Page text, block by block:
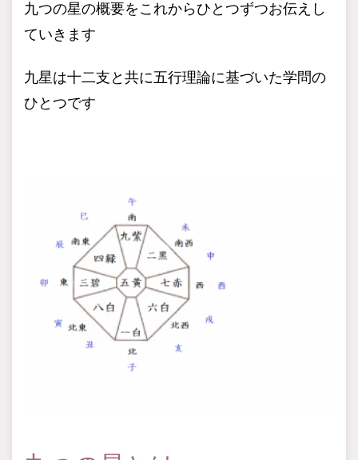
九つの星の概要をこれからひとつずつお伝えし
ていきます
九星は十二支と共に五行理論に基づいた学問の
ひとつです